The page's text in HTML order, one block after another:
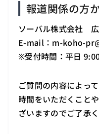
報道関係の方
ソーバル株式会社
E-mail：m-koho-pr
※受付時間：平日
ご質問の内容によっ
時間をいただくこと
ざいますのでご了承く